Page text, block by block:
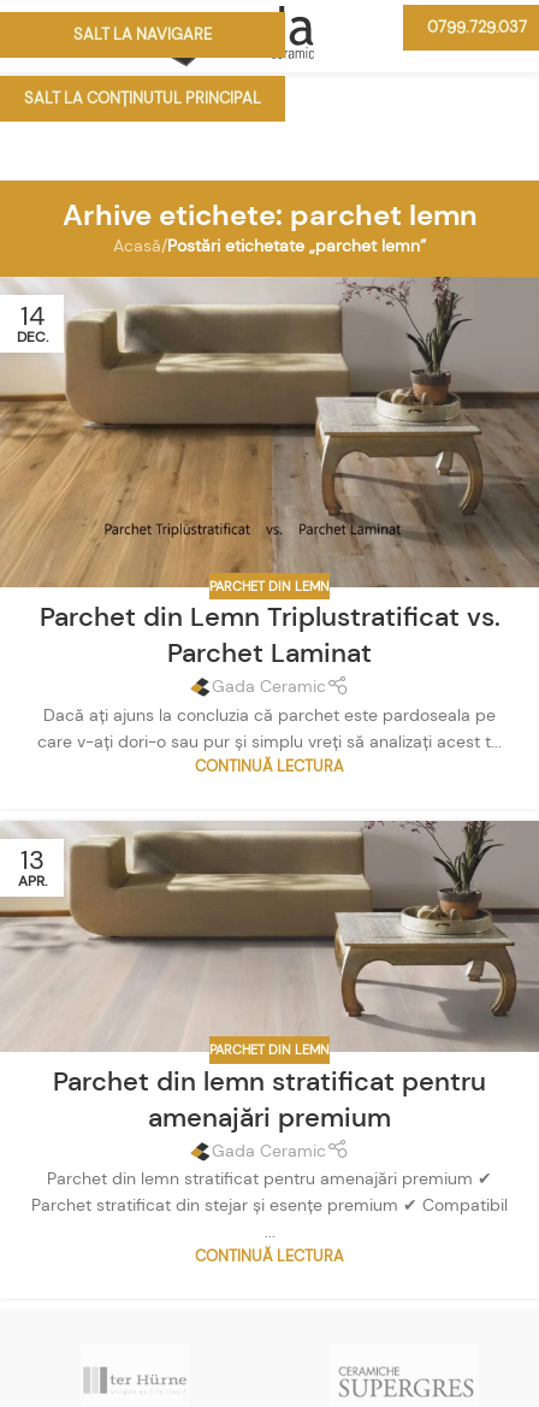
SALT LA NAVIGARE
SALT LA CONȚINUTUL PRINCIPAL
0799.729.037
Arhive etichete: parchet lemn
Acasă/Postări etichetate „parchet lemn”
14
DEC.
PARCHET DIN LEMN
Parchet din Lemn Triplustratificat vs.
Parchet Laminat
Gada Ceramic
Dacă ați ajuns la concluzia că parchet este pardoseala pe
care v-ați dori-o sau pur și simplu vreți să analizați acest t...
CONTINUĂ LECTURA
13
APR.
PARCHET DIN LEMN
Parchet din lemn stratificat pentru
amenajări premium
Gada Ceramic
Parchet din lemn stratificat pentru amenajări premium ✔
Parchet stratificat din stejar și esențe premium ✔ Compatibil
...
CONTINUĂ LECTURA